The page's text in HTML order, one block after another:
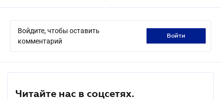
Войдите, чтобы оставить
комментарий
войти
Читайте нас в соцсетях.